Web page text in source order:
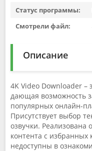
Статус программы:
Смотрели файл:
Описание
4K Video Downloader –
дающая возможность
популярных онлайн-
Присутствует выбор
озвучки. Реализована
контента с
недоступны в